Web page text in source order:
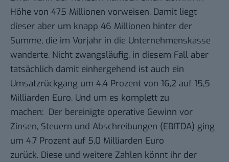
Höhe von 475 Millionen vorweisen. Damit liegt
dieser aber um knapp 46 Millionen hinter der
Summe, die im Vorjahr in die Unternehmenskasse
wanderte. Nicht zwangsläufig, in diesem Fall aber
tatsächlich damit einhergehend ist auch ein
Umsatzrückgang um 4,4 Prozent von 16,2 auf 15,5
Milliarden Euro. Und um es komplett zu
machen: Der bereinigte operative Gewinn vor
Zinsen, Steuern und Abschreibungen (EBITDA) ging
um 4,7 Prozent auf 5,0 Milliarden Euro
zurück. Diese und weitere Zahlen könnt ihr der